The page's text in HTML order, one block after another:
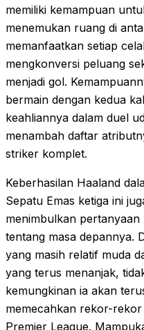
memiliki kemampuan
menemukan ruang di
memanfaatkan setiap
mengkonversi peluang
menjadi gol.
bermain dengan kedua
keahliannya dalam duel
menambah daftar
striker komplet.
Keberhasilan Haaland
Sepatu Emas ketiga ini
menimbulkan pertanyaan
tentang masa depannya.
yang masih relatif muda
yang terus menanjak,
kemungkinan ia akan
memecahkan rekor-rekor
Premier League.